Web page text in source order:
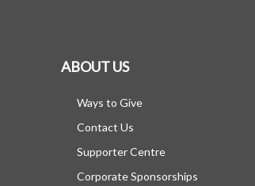
ABOUT US
Ways to Give
Contact Us
Supporter Centre
Corporate Sponsorships